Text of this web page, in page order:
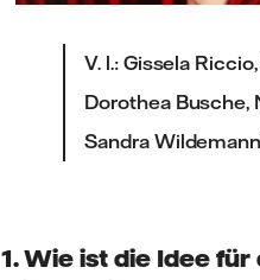
V. l.: Gissela
Dorothea Busche,
Sandra
1. Wie ist die Idee